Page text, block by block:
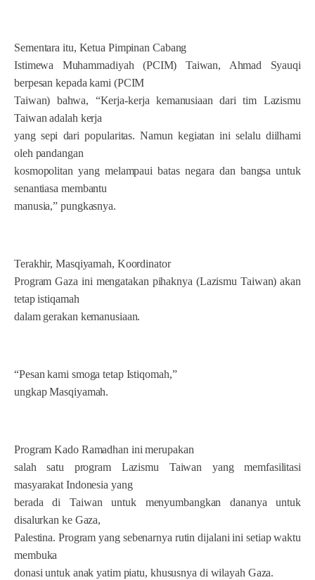
Sementara itu, Ketua Pimpinan Cabang
Istimewa Muhammadiyah (PCIM) Taiwan, Ahmad Syauqi
berpesan kepada kami (PCIM
Taiwan) bahwa, “Kerja-kerja kemanusiaan dari tim Lazismu
Taiwan adalah kerja
yang sepi dari popularitas. Namun kegiatan ini selalu diilhami
oleh pandangan
kosmopolitan yang melampaui batas negara dan bangsa untuk
senantiasa membantu
manusia,” pungkasnya.
Terakhir, Masqiyamah, Koordinator
Program Gaza ini mengatakan pihaknya (Lazismu Taiwan) akan
tetap istiqamah
dalam gerakan kemanusiaan.
“Pesan kami smoga tetap Istiqomah,”
ungkap Masqiyamah.
Program Kado Ramadhan ini merupakan
salah satu program Lazismu Taiwan yang memfasilitasi
masyarakat Indonesia yang
berada di Taiwan untuk menyumbangkan dananya untuk
disalurkan ke Gaza,
Palestina. Program yang sebenarnya rutin dijalani ini setiap waktu
membuka
donasi untuk anak yatim piatu, khususnya di wilayah Gaza.